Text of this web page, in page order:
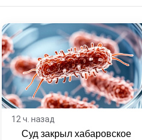
Email
12 ч. назад
Суд закрыл хабаровское